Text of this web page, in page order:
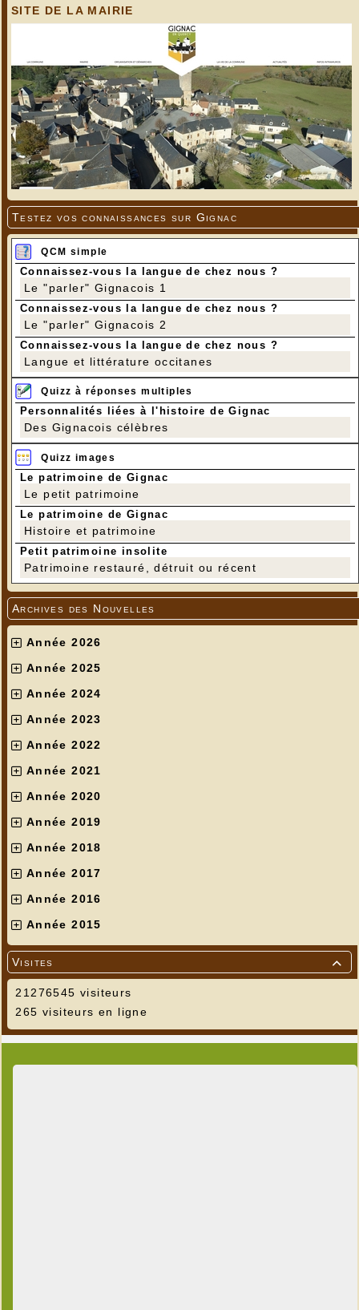
SITE DE LA MAIRIE
Testez vos connaissances sur Gignac
QCM simple
Connaissez-vous la langue de chez nous ?
Le "parler" Gignacois 1
Connaissez-vous la langue de chez nous ?
Le "parler" Gignacois 2
Connaissez-vous la langue de chez nous ?
Langue et littérature occitanes
Quizz à réponses multiples
Personnalités liées à l'histoire de Gignac
Des Gignacois célèbres
Quizz images
Le patrimoine de Gignac
Le petit patrimoine
Le patrimoine de Gignac
Histoire et patrimoine
Petit patrimoine insolite
Patrimoine restauré, détruit ou récent
Archives des Nouvelles
Année 2026
Année 2025
Année 2024
Année 2023
Année 2022
Année 2021
Année 2020
Année 2019
Année 2018
Année 2017
Année 2016
Année 2015

Visites
21276545 visiteurs
265 visiteurs en ligne